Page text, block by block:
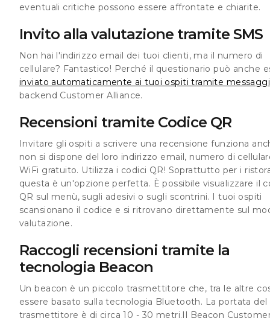
eventuali critiche possono essere affrontate e chiarite.
Invito alla valutazione tramite SMS
Non hai l'indirizzo email dei tuoi clienti, ma il numero di
cellulare? Fantastico! Perché il questionario può anche
inviato automaticamente ai tuoi ospiti tramite
backend Customer Alliance.
Recensioni tramite Codice QR
Invitare gli ospiti a scrivere una recensione funziona
non si dispone del loro indirizzo email, numero di
WiFi gratuito. Utilizza i codici QR! Soprattutto per i
questa è un'opzione perfetta. È possibile visualizzare il
QR sul menù, sugli adesivi o sugli scontrini. I tuoi ospiti
scansionano il codice e si ritrovano direttamente sul
valutazione.
Raccogli recensioni tramite la
tecnologia Beacon
Un beacon è un piccolo trasmettitore che, tra le altre
essere basato sulla tecnologia Bluetooth. La portata del
trasmettitore è di circa 10 - 30 metri.Il Beacon